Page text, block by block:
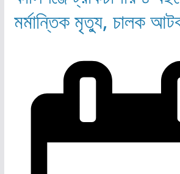
মর্মান্তিক মৃত্যু, চালক